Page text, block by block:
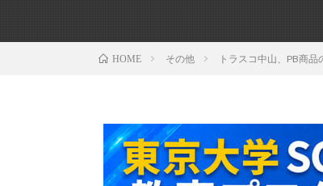
HOME その他 トラスコ中山、PB商